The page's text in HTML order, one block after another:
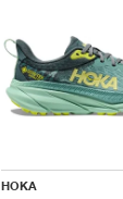
HOKA